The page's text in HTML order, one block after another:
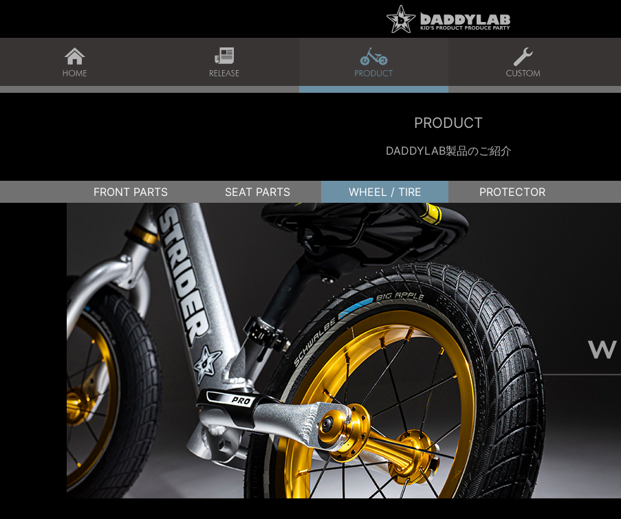
PRODUCT
DADDYLAB製品のご紹介
FRONT PARTS SEAT PARTS WHEEL / TIRE PROTECTOR